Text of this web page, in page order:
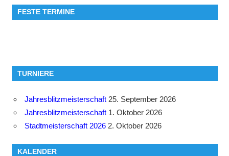
FESTE TERMINE
TURNIERE
Jahresblitzmeisterschaft 25. September 2026
Jahresblitzmeisterschaft 1. Oktober 2026
Stadtmeisterschaft 2026 2. Oktober 2026
KALENDER